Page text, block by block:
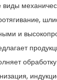
и